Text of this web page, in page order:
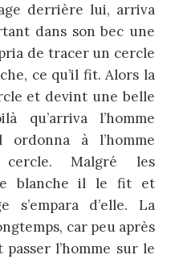
derrière lui, arriva
dans son bec une
de tracer un cercle
ce qu’il fit. Alors la
et devint une belle
qu’arriva l’homme
à l’homme
Malgré les
blanche il le fit et
s’empara d’elle. La
car peu après
l’homme sur le